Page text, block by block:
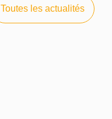
Toutes les actualités